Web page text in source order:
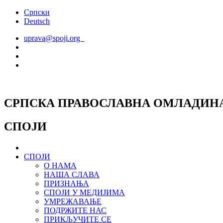
СкочитеСрпски
Deutsch
uprava@spoji.org
СРПСКА ПРАВОСЛАВНА
СПОЈИ
СПОЈИ
О НАМА
НАША СЛАВА
ПРИЗНАЊА
СПОЈИ У МЕДИЈИМА
УМРЕЖАВАЊЕ
ПОДРЖИТЕ НАС
ПРИКЉУЧИТЕ СЕ